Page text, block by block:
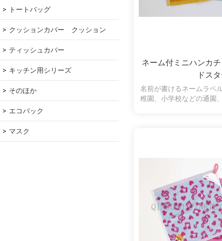
トートバッグ
クッションカバー　クッション
ティッシュカバー
キッチン用シリーズ
そのほか
エコバック
マスク
ネーム付ミニハンカ
ドス
名前が書けるネームラベ
稚園、小学校などの通園